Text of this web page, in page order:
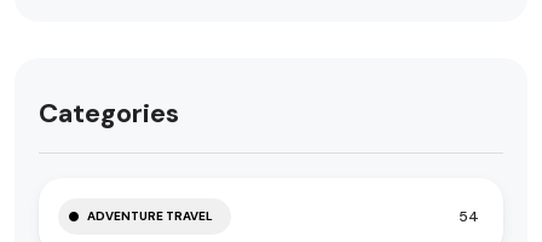
Categories
ADVENTURE TRAVEL 54